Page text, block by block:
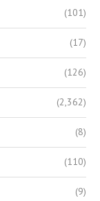
(101)
(17)
(126)
(2,362)
(8)
(110)
(9)